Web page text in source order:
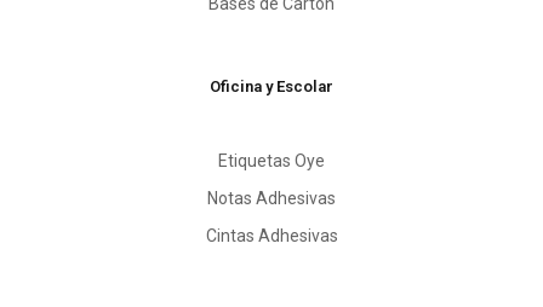
Oficina y Escolar
Etiquetas Oye
Notas Adhesivas
Cintas Adhesivas